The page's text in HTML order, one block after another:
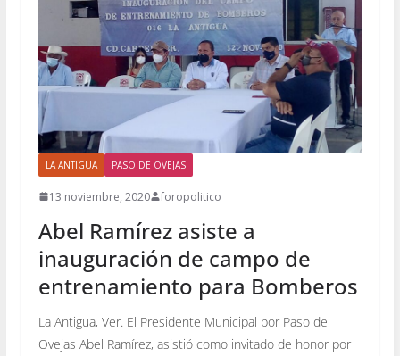
LA ANTIGUA PASO DE OVEJAS
13 noviembre, 2020 foropolitico
Abel Ramírez asiste a
inauguración de campo de
entrenamiento para Bomberos
La Antigua, Ver. El Presidente Municipal por Paso de
Ovejas Abel Ramírez, asistió como invitado de honor por